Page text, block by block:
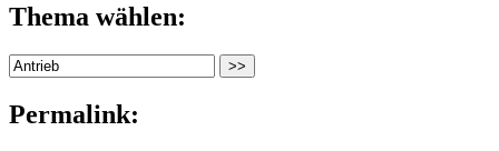
Thema wählen:
Permalink: